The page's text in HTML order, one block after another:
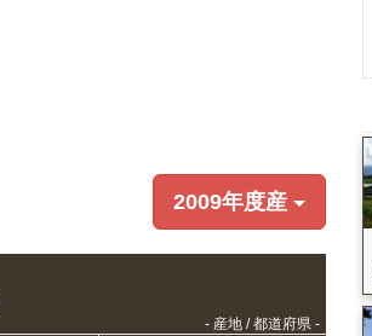
2009年度産
- 産地 / 都道府県 -